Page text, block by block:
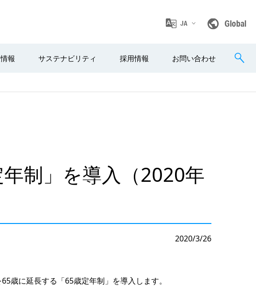
JA Global
報 サステナビリティ 採用情報 お問い合わせ
制」を導入（2020年
2020/3/26
歳に延長する「65歳定年制」を導入します。